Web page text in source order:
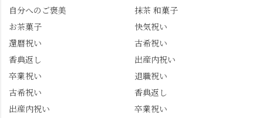
自分へのご褒美
抹茶 和菓子
お茶菓子
快気祝い
還暦祝い
古希祝い
香典返し
出産内祝い
卒業祝い
退職祝い
古希祝い
香典返し
出産内祝い
卒業祝い